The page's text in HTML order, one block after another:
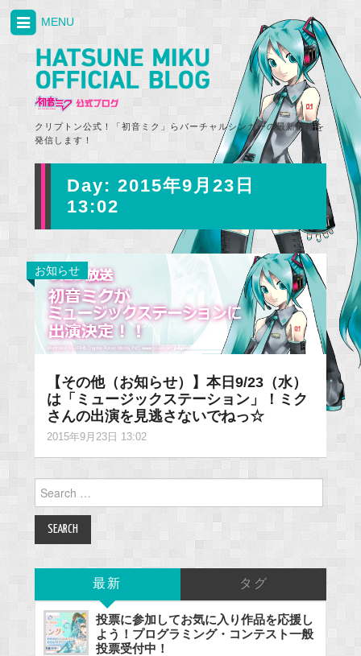
クリプトン公式！「初音ミク」らバーチャルシンガーの最新情報を
発信します！
MENU
Day: 2015年9月23日
13:02
お知らせ
【その他（お知らせ）】本日9/23（水）
は「ミュージックステーション」！ミク
さんの出演を見逃さないでねっ☆
2015年9月23日 13:02
for:
最新 タグ
投票に参加してお気に入り作品を応援し
よう！プログラミング・コンテスト一般
投票受付中！